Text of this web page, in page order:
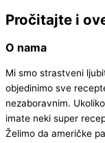
Pročitajte i
O nama
Mi smo strastveni
objedinimo sve
nezaboravnim.
imate neki super
Želimo da američke